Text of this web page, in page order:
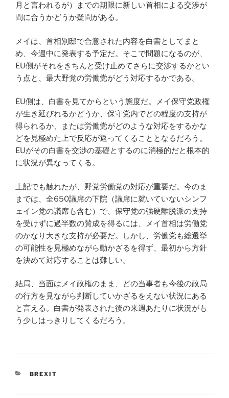
月と言われるが）までの期限に新しい首相による交渉が
間に合うかどうか疑問がある。
メイは、首相別邸で合意された内容を白書としてまと
め、今週中に発表する予定だ。そこで問題になるのが、
EU側がそれをきちんと受け止めてさらに交渉するかとい
う点と、最大野党の労働党がどう対応するかである。
EU側は、白書を見てからという態度だ。メイ保守党政権
が生き延びれるかどうか、保守党内でどの程度の支持が
得られるか、または労働党がどのような対応をするかな
どを見極めた上で反応が返ってくることとなるだろう。
EUがその白書を交渉の基礎とするのに消極的だと根本的
に状況が異なってくる。
上記でも触れたが、野党労働党の対応が重要だ。今のま
までは、全650議席の下院（議席に就いていないシンフ
ェイン党の議席も含む）で、保守党の強硬離脱派の支持
を受けずに過半数の賛成を得るには、メイ首相は労働党
のかなり大きな支持が必要だ。しかし、労働党も総選挙
の可能性を見極めながら動かざるを得ず、最初から方針
を決めて対応することは難しい。
結局、当面はメイ政権のまま、どの当事者も今後の政局
の行方を見ながら判断していかざるをえない状況にある
と言える。白書が発表された後の来週あたりに状況がも
う少しはっきりしてくるだろう。
CATEGORIES
BREXIT